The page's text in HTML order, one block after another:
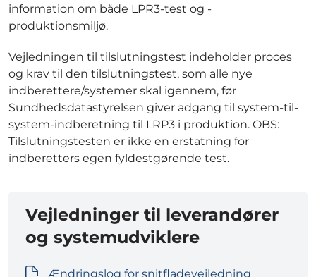
information om både LPR3-test og -
produktionsmiljø.
Vejledningen til tilslutningstest indeholder proces
og krav til den tilslutningstest, som alle nye
indberettere/systemer skal igennem, før
Sundhedsdatastyrelsen giver adgang til system-til-
system-indberetning til LRP3 i produktion. OBS:
Tilslutningstesten er ikke en erstatning for
indberetters egen fyldestgørende test.
Vejledninger til leverandører
og systemudviklere
Ændringslog for snitfladevejledning